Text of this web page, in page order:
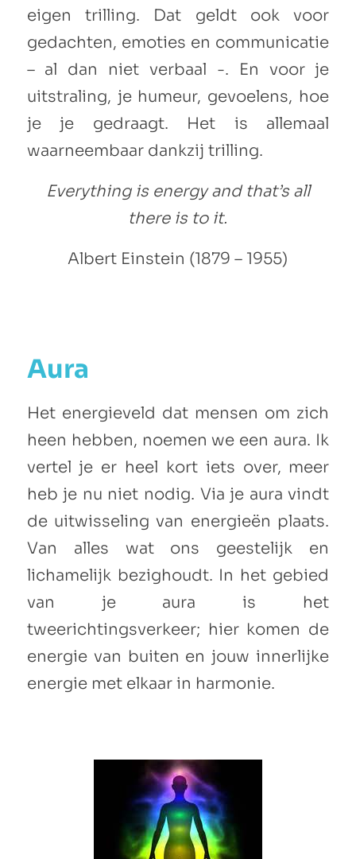
eigen trilling. Dat geldt ook voor
gedachten, emoties en communicatie
– al dan niet verbaal -. En voor je
uitstraling, je humeur, gevoelens, hoe
je je gedraagt. Het is allemaal
waarneembaar dankzij trilling.
Everything is energy and that’s all
there is to it.
Albert Einstein (1879 – 1955)
Aura
Het energieveld dat mensen om zich
heen hebben, noemen we een aura. Ik
vertel je er heel kort iets over, meer
heb je nu niet nodig. Via je aura vindt
de uitwisseling van energieën plaats.
Van alles wat ons geestelijk en
lichamelijk bezighoudt. In het gebied
van je aura is het
tweerichtingsverkeer; hier komen de
energie van buiten en jouw innerlijke
energie met elkaar in harmonie.